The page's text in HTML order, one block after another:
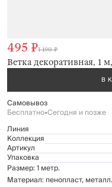
Ветка декоративная, 1
495 ₽1 190 ₽
В
Самовывоз
Бесплатно•Сегодня и позже
Линия
Коллекция
Артикул
Упаковка
Размер: 1 метр.
Материал: пенопласт, металл.